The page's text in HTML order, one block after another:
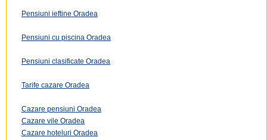
Pensiuni ieftine Oradea
Pensiuni cu piscina Oradea
Pensiuni clasificate Oradea
Tarife cazare Oradea
Cazare pensiuni Oradea
Cazare vile Oradea
Cazare hoteluri Oradea